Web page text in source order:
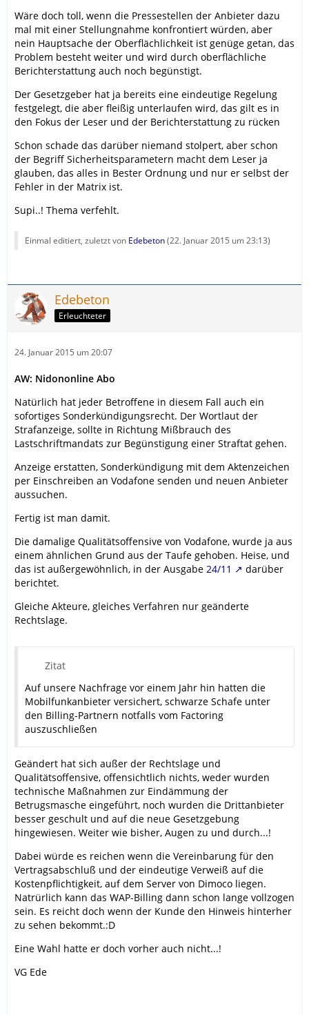
Wäre doch toll, wenn die Pressestellen der Anbieter dazu
mal mit einer Stellungnahme konfrontiert würden, aber
nein Hauptsache der Oberflächlichkeit ist genüge getan, das
Problem besteht weiter und wird durch oberflächliche
Berichterstattung auch noch begünstigt.
Der Gesetzgeber hat ja bereits eine eindeutige Regelung
festgelegt, die aber fleißig unterlaufen wird, das gilt es in
den Fokus der Leser und der Berichterstattung zu rücken
Schon schade das darüber niemand stolpert, aber schon
der Begriff Sicherheitsparametern macht dem Leser ja
glauben, das alles in Bester Ordnung und nur er selbst der
Fehler in der Matrix ist.
Supi..! Thema verfehlt.
Einmal editiert, zuletzt von Edebeton(22. Januar 2015 um 23:13)
Edebeton
Erleuchteter
24. Januar 2015 um 20:07
AW: Nidononline Abo
Natürlich hat jeder Betroffene in diesem Fall auch ein
sofortiges Sonderkündigungsrecht. Der Wortlaut der
Strafanzeige, sollte in Richtung Mißbrauch des
Lastschriftmandats zur Begünstigung einer Straftat gehen.
Anzeige erstatten, Sonderkündigung mit dem Aktenzeichen
per Einschreiben an Vodafone senden und neuen Anbieter
aussuchen.
Fertig ist man damit.
Die damalige Qualitätsoffensive von Vodafone, wurde ja aus
einem ähnlichen Grund aus der Taufe gehoben. Heise, und
das ist außergewöhnlich, in der Ausgabe 24/11
darüber
berichtet.
Gleiche Akteure, gleiches Verfahren nur geänderte
Rechtslage.
Zitat
Auf unsere Nachfrage vor einem Jahr hin hatten die
Mobilfunkanbieter versichert, schwarze Schafe unter
den Billing-Partnern notfalls vom Factoring
auszuschließen
Geändert hat sich außer der Rechtslage und
Qualitätsoffensive, offensichtlich nichts, weder wurden
technische Maßnahmen zur Eindämmung der
Betrugsmasche eingeführt, noch wurden die Drittanbieter
besser geschult und auf die neue Gesetzgebung
hingewiesen. Weiter wie bisher, Augen zu und durch...!
Dabei würde es reichen wenn die Vereinbarung für den
Vertragsabschluß und der eindeutige Verweiß auf die
Kostenpflichtigkeit, auf dem Server von Dimoco liegen.
Natrürlich kann das WAP-Billing dann schon lange vollzogen
sein. Es reicht doch wenn der Kunde den Hinweis hinterher
zu sehen bekommt.:D
Eine Wahl hatte er doch vorher auch nicht...!
VG Ede